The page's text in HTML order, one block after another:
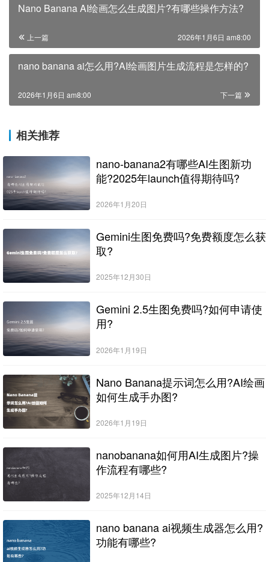
Nano Banana AI绘画怎么生成图片?有哪些操作方法?
上一篇 2026年1月6日 am8:00
nano banana ai怎么用?AI绘画图片生成流程是怎样的?
下一篇
2026年1月6日 am8:00
相关推荐
nano-banana2有哪些AI生图新功
能?2025年launch值得期待吗?
2026年1月20日
Gemini生图免费吗?免费额度怎么获
取?
2025年12月30日
Gemini 2.5生图免费吗?如何申请使
用?
2026年1月19日
Nano Banana提示词怎么用?AI绘画
如何生成手办图?
2026年1月19日
nanobanana如何用AI生成图片?操
作流程有哪些?
2025年12月14日
nano banana ai视频生成器怎么用?
功能有哪些?